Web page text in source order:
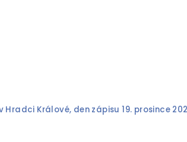
Králové, den zápisu 19. prosince